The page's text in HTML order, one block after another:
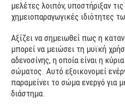
μελέτες λοιπόν, υποστήριξαν
χημειοπαραγωγικές ιδιότητες
Αξίζει να σημειωθεί πως η
μπορεί να μειώσει τη μυϊκή
αδενοσίνης, η οποία είναι η
σώματος. Αυτό εξοικονομεί
παραμείνει το σώμα ενεργό για
διάστημα.